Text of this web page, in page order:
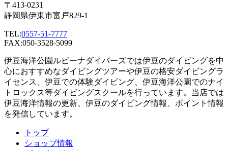
〒413-0231
静岡県伊東市富戸829-1
TEL:0557-51-7777
FAX:050-3528-5099
伊豆海洋公園ルビーナダイバーズでは伊豆のダイビングを中
心におすすめなダイビングツアーや伊豆の格安ダイビングラ
イセンス、伊豆での体験ダイビング、伊豆海洋公園でのナイ
トロックス等ダイビングスクールを行っています。当店では
伊豆海洋情報の更新、伊豆のダイビング情報、ポイント情報
を発信しています。
トップ
ショップ情報